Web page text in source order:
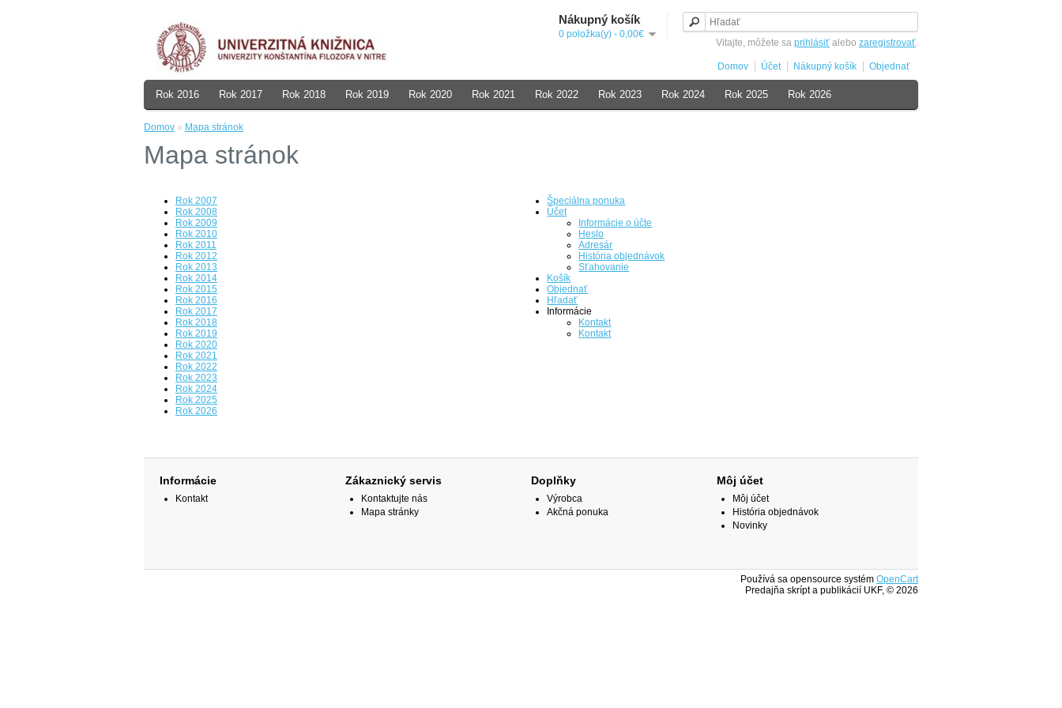
Nákupný košík
0 položka(y) - 0,00€
Vitajte, môžete sa prihlásiť alebo zaregistrovať.
Domov Účet Nákupný košík Objednať
Rok 2016 Rok 2017 Rok 2018 Rok 2019 Rok 2020 Rok 2021 Rok 2022 Rok 2023 Rok 2024 Rok 2025 Rok 2026
Domov » Mapa stránok
Mapa stránok
Rok 2007
Rok 2008
Rok 2009
Rok 2010
Rok 2011
Rok 2012
Rok 2013
Rok 2014
Rok 2015
Rok 2016
Rok 2017
Rok 2018
Rok 2019
Rok 2020
Rok 2021
Rok 2022
Rok 2023
Rok 2024
Rok 2025
Rok 2026
Špeciálna ponuka
Účet
Informácie o účte
Heslo
Adresár
História objednávok
Sťahovanie
Košík
Objednať
Hľadať
Informácie
Kontakt
Kontakt
Informácie
Kontakt
Zákaznický servis
Kontaktujte nás
Mapa stránky
Doplňky
Výrobca
Akčná ponuka
Môj účet
Môj účet
História objednávok
Novinky
Používá sa opensource systém OpenCart
Predajňa skrípt a publikácií UKF, © 2026